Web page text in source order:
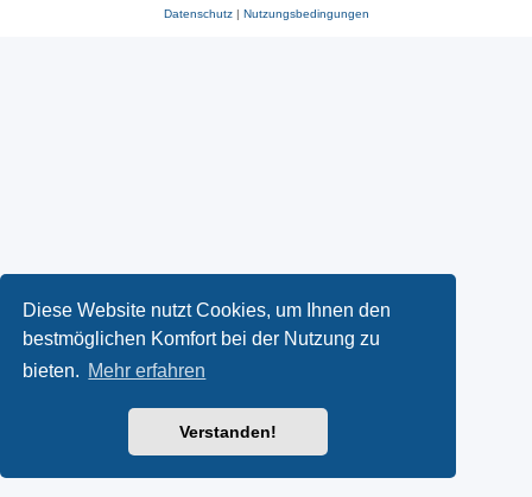
Diese Website nutzt Cookies, um Ihnen den
bestmöglichen Komfort bei der Nutzung zu
bieten. Mehr erfahren
Verstanden!
Datenschutz| Nutzungsbedingungen